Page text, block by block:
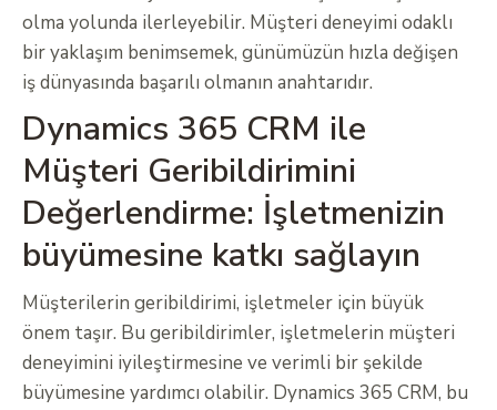
olma yolunda ilerleyebilir. Müşteri deneyimi odaklı
bir yaklaşım benimsemek, günümüzün hızla değişen
iş dünyasında başarılı olmanın anahtarıdır.
Dynamics 365 CRM ile
Müşteri Geribildirimini
Değerlendirme: İşletmenizin
büyümesine katkı sağlayın
Müşterilerin geribildirimi, işletmeler için büyük
önem taşır. Bu geribildirimler, işletmelerin müşteri
deneyimini iyileştirmesine ve verimli bir şekilde
büyümesine yardımcı olabilir. Dynamics 365 CRM, bu